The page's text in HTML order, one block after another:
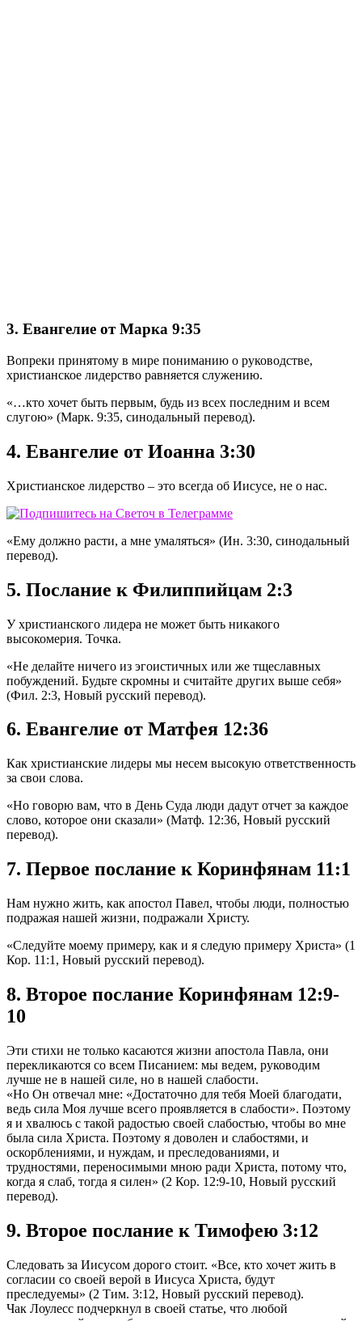
3. Евангелие от Марка 9:35
Вопреки принятому в мире пониманию о руководстве,
христианское лидерство равняется служению.
«…кто хочет быть первым, будь из всех последним и всем
слугою» (Марк. 9:35, синодальный перевод).
4. Евангелие от Иоанна 3:30
Христианское лидерство – это всегда об Иисусе, не о нас.
«Ему должно расти, а мне умаляться» (Ин. 3:30, синодальный
перевод).
5. Послание к Филиппийцам 2:3
У христианского лидера не может быть никакого
высокомерия. Точка.
«Не делайте ничего из эгоистичных или же тщеславных
побуждений. Будьте скромны и считайте других выше себя»
(Фил. 2:3, Новый русский перевод).
6. Евангелие от Матфея 12:36
Как христианские лидеры мы несем высокую ответственность
за свои слова.
«Но говорю вам, что в День Суда люди дадут отчет за каждое
слово, которое они сказали» (Матф. 12:36, Новый русский
перевод).
7. Первое послание к Коринфянам 11:1
Нам нужно жить, как апостол Павел, чтобы люди, полностью
подражая нашей жизни, подражали Христу.
«Следуйте моему примеру, как и я следую примеру Христа» (1
Кор. 11:1, Новый русский перевод).
8. Второе послание Коринфянам 12:9-
10
Эти стихи не только касаются жизни апостола Павла, они
перекликаются со всем Писанием: мы ведем, руководим
лучше не в нашей силе, но в нашей слабости.
«Но Он отвечал мне: «Достаточно для тебя Моей благодати,
ведь сила Моя лучше всего проявляется в слабости». Поэтому
я и хвалюсь с такой радостью своей слабостью, чтобы во мне
была сила Христа. Поэтому я доволен и слабостями, и
оскорблениями, и нуждам, и преследованиями, и
трудностями, переносимыми мною ради Христа, потому что,
когда я слаб, тогда я силен» (2 Кор. 12:9-10, Новый русский
перевод).
9. Второе послание к Тимофею 3:12
Следовать за Иисусом дорого стоит. «Все, кто хочет жить в
согласии со своей верой в Иисуса Христа, будут
преследуемы» (2 Тим. 3:12, Новый русский перевод).
Чак Лоулесс подчеркнул в своей статье, что любой